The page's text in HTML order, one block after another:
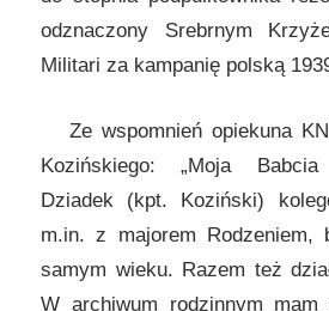
odznaczony Srebrnym
Militari za kampanię polską
Ze wspomnień opiekuna
Kozińskiego: „Moja
Dziadek (kpt. Koziński)
m.in. z majorem Rodzeniem,
samym wieku. Razem też
W archiwum rodzinnym mam